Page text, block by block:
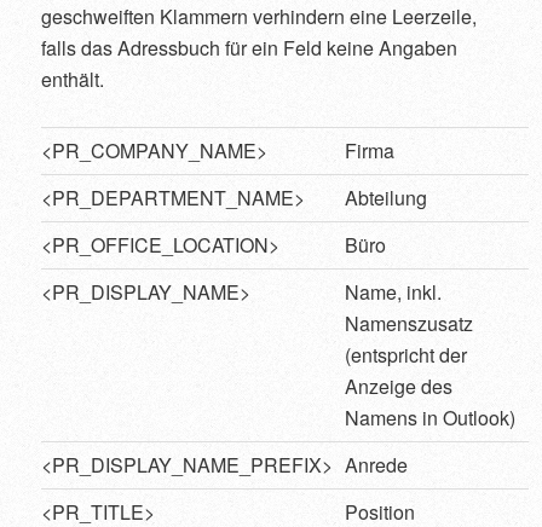
geschweiften Klammern verhindern eine Leerzeile,
falls das Adressbuch für ein Feld keine Angaben
enthält.
<PR_COMPANY_NAME>
Firma
<PR_DEPARTMENT_NAME>
Abteilung
<PR_OFFICE_LOCATION>
Büro
<PR_DISPLAY_NAME>
Name, inkl.
Namenszusatz
(entspricht der
Anzeige des
Namens in Outlook)
<PR_DISPLAY_NAME_PREFIX> Anrede
<PR_TITLE>
Position